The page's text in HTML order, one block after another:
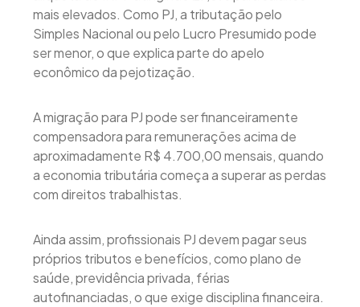
mais elevados. Como PJ, a tributação pelo
Simples Nacional ou pelo Lucro Presumido pode
ser menor, o que explica parte do apelo
econômico da pejotização.
A migração para PJ pode ser financeiramente
compensadora para remunerações acima de
aproximadamente R$ 4.700,00 mensais, quando
a economia tributária começa a superar as perdas
com direitos trabalhistas.
Ainda assim, profissionais PJ devem pagar seus
próprios tributos e benefícios, como plano de
saúde, previdência privada, férias
autofinanciadas, o que exige disciplina financeira.